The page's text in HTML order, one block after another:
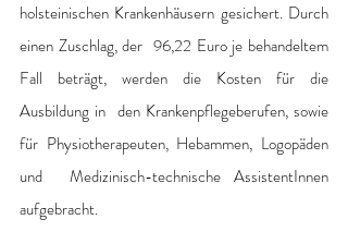
holsteinischen Krankenhäusern gesichert. Durch
einen Zuschlag, der  96,22 Euro je behandeltem
Fall beträgt, werden die Kosten für die
Ausbildung in  den Krankenpflegeberufen, sowie
für Physiotherapeuten, Hebammen, Logopäden
und  Medizinisch-technische AssistentInnen
aufgebracht.